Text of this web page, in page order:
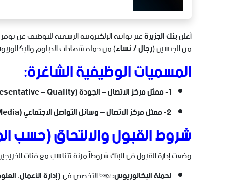
أعلنبنك الجزيرةعبر بوابته الإلكترونية الرسمية للتوظيف عن
من الجنسين (رجال / نساء) من حملة شهادات الدبلوم
المسميات الوظيفية الشاغرة:
1- ممثل مركز الاتصال – الجودة (Call Center Representative – Quality).
2- ممثل مركز الاتصال – وسائل التواصل الاجتماعي (Call Center Representative – Social Media).
شروط القبول والالتحاق (حسب
وضعت إدارة القبول في البنك شروطاً مرنة تتناسب مع فئات
لحملة البكالوريوس:* التخصص في(إدارة الأعمال،